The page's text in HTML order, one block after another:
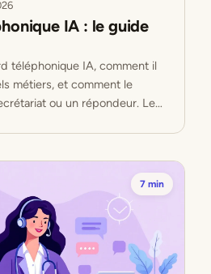
IA : le guide
téléphonique IA, comment il
métiers, et comment le
ou un répondeur. Le
7 min